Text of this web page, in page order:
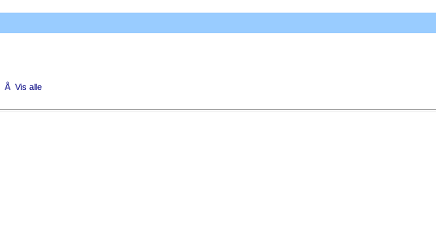
Å Vis alle